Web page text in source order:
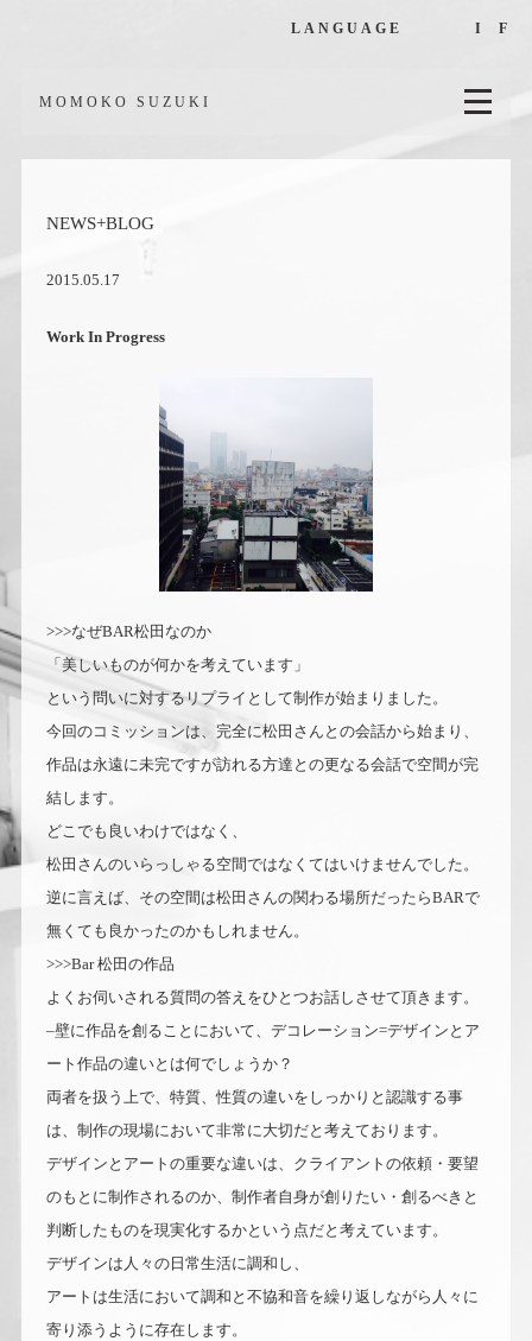
LANGUAGE I F
MOMOKO SUZUKI
NEWS+BLOG
2015.05.17
Work In Progress
>>>なぜBAR松田なのか
「美しいものが何かを考えています」
という問いに対するリプライとして制作が始まりました。
今回のコミッションは、完全に松田さんとの会話から始まり、
作品は永遠に未完ですが訪れる方達との更なる会話で空間が完
結します。
どこでも良いわけではなく、
松田さんのいらっしゃる空間ではなくてはいけませんでした。
逆に言えば、その空間は松田さんの関わる場所だったらBARで
無くても良かったのかもしれません。
>>>Bar 松田の作品
よくお伺いされる質問の答えをひとつお話しさせて頂きます。
–壁に作品を創ることにおいて、デコレーション=デザインとア
ート作品の違いとは何でしょうか？
両者を扱う上で、特質、性質の違いをしっかりと認識する事
は、制作の現場において非常に大切だと考えております。
デザインとアートの重要な違いは、クライアントの依頼・要望
のもとに制作されるのか、制作者自身が創りたい・創るべきと
判断したものを現実化するかという点だと考えています。
デザインは人々の日常生活に調和し、
アートは生活において調和と不協和音を繰り返しながら人々に
寄り添うように存在します。